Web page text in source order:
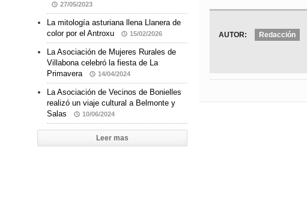
AUTOR: Redacción
27/05/2023
La mitología asturiana llena Llanera de
color por el Antroxu
15/02/2026
La Asociación de Mujeres Rurales de
Villabona celebró la fiesta de La
Primavera
14/04/2024
La Asociación de Vecinos de Bonielles
realizó un viaje cultural a Belmonte y
Salas
10/06/2024
Leer mas